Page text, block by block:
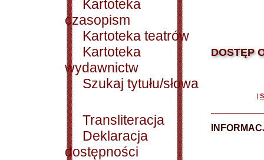
Kartoteka
czasopism
Kartoteka teatrów
Kartoteka
wydawnictw
Szukaj tytułu/słowa
Transliteracja
Deklaracja
dostępności
DOSTĘP
|